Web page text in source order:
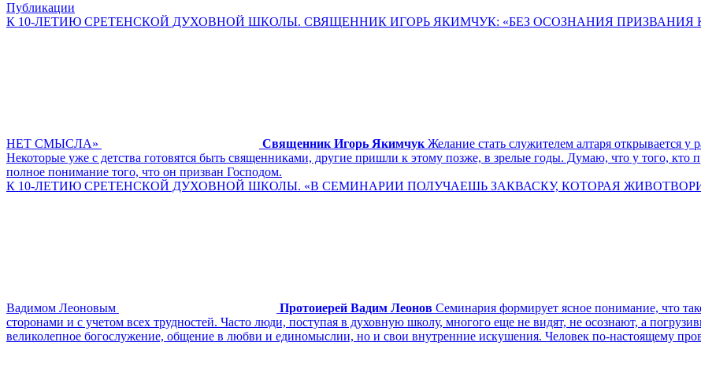
Публикации
К 10-ЛЕТИЮ СРЕТЕНСКОЙ ДУХОВНОЙ ШКОЛЫ. СВЯЩЕННИК ИГОРЬ ЯКИМЧУК: «БЕЗ ОСОЗНАНИЯ
НЕТ СМЫСЛА» Священник Игорь Якимчук Желание стать служителем алтаря открывается
Некоторые уже с детства готовятся быть священниками, другие пришли к этому позже, в зрелые годы. Думаю, что у того,
полное понимание того, что он призван Господом.
К 10-ЛЕТИЮ СРЕТЕНСКОЙ ДУХОВНОЙ ШКОЛЫ. «В СЕМИНАРИИ ПОЛУЧАЕШЬ ЗАКВАСКУ, КОТОРАЯ
Вадимом Леоновым Протоиерей Вадим Леонов Семинария формирует ясное понимание, что
сторонами и с учетом всех трудностей. Часто люди, поступая в духовную школу, многого еще не видят, не осознают, а
великолепное богослужение, общение в любви и единомыслии, но и свои внутренние искушения. Человек по-настоящему